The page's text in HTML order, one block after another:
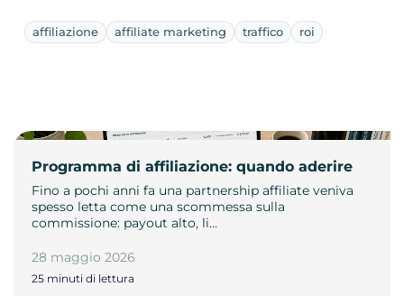
affiliazione affiliate marketing traffico roi
Programma di affiliazione: quando aderire
Fino a pochi anni fa una partnership affiliate veniva
spesso letta come una scommessa sulla
commissione: payout alto, li…
28 maggio 2026
25 minuti di lettura